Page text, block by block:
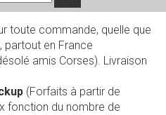
toute commande, quelle que
en France
amis Corses). Livraison
(Forfaits à partir de
fonction du nombre de